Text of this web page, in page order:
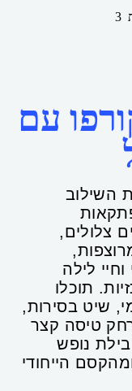
עם
השילוב
צלולים,
לילה
תוכלו
שיט בסירות,
טיסה קצר
נופש
הייחודי